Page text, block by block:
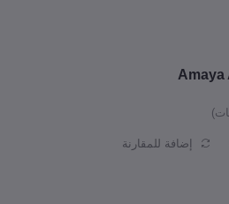
إضافة للمقارنة